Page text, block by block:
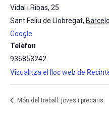
Vidal i Ribas, 25
Sant Feliu de Llobregat,
Google
Telèfon
936853242
Visualitza el lloc web de
Món del treball: joves i precaris